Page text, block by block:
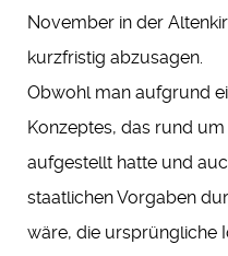
November in der
kurzfristig abzusagen.
Obwohl man aufgrund
Konzeptes, das rund
aufgestellt hatte und
staatlichen Vorgaben
wäre, die ursprüngliche